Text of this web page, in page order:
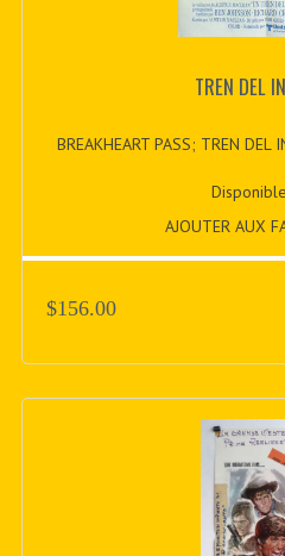
TREN DEL
BREAKHEART PASS; TREN
AJOUTER AUX
$156.00